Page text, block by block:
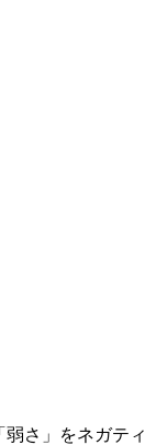
弱さ」をネガティ